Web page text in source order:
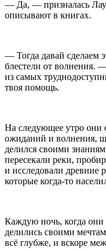
— Да, — призналась
описывают в книгах.
— Тогда давай сделаем
блестели от волнения.
из самых
твоя помощь.
На следующее утро они
ожиданий и волнения,
делился своими
пересекали реки,
и исследовали древние
которые когда-то
Каждую ночь, когда они
делились своими
всё глубже, и вскоре